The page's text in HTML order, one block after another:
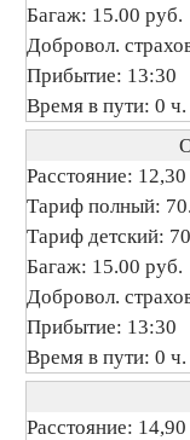
Багаж: 15.00 руб.
Добровол.
Прибытие: 13:30
Время в пути: 0
Расстояние:
Тариф полный:
Тариф детский:
Багаж: 15.00 руб.
Добровол.
Прибытие: 13:30
Время в пути: 0
Расстояние: